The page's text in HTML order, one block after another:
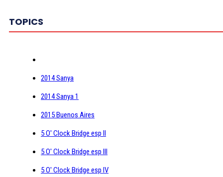
TOPICS
2014 Sanya
2014 Sanya 1
2015 Buenos Aires
5 O' Clock Bridge esp II
5 O' Clock Bridge esp III
5 O' Clock Bridge esp IV